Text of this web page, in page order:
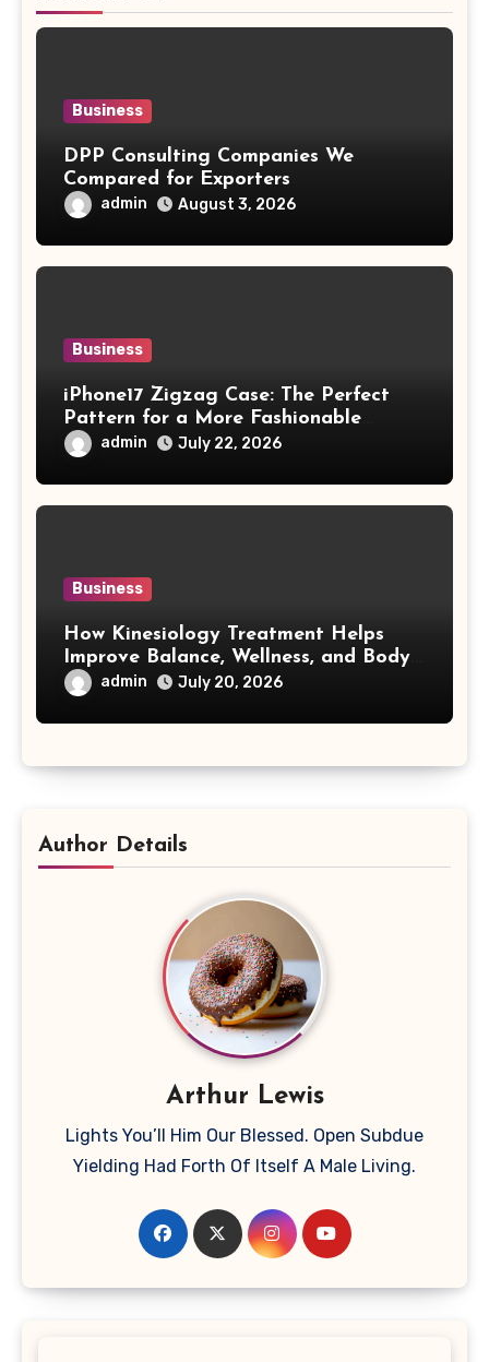
Business
DPP Consulting Companies We
Compared for Exporters
admin August 3, 2026
Business
iPhone17 Zigzag Case: The Perfect
Pattern for a More Fashionable
Smartphone
admin July 22, 2026
Business
How Kinesiology Treatment Helps
Improve Balance, Wellness, and Body
Awareness
admin July 20, 2026
Author Details
Arthur Lewis
Lights You’ll Him Our Blessed. Open Subdue
Yielding Had Forth Of Itself A Male Living.